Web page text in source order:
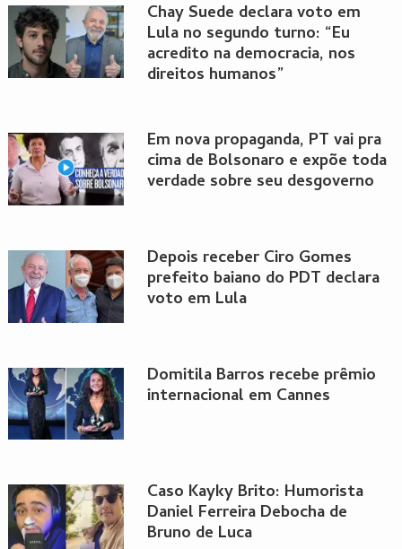
Chay Suede declara voto em
Lula no segundo turno: “Eu
acredito na democracia, nos
direitos humanos”
Em nova propaganda, PT vai pra
cima de Bolsonaro e expõe toda
verdade sobre seu desgoverno
Depois receber Ciro Gomes
prefeito baiano do PDT declara
voto em Lula
Domitila Barros recebe prêmio
internacional em Cannes
Caso Kayky Brito: Humorista
Daniel Ferreira Debocha de
Bruno de Luca